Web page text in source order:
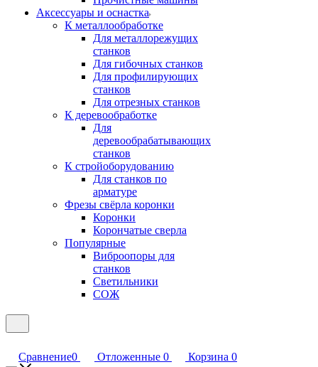
Аксeccyapы и оснастка
К металлообработке
Для металлорежущих
станков
Для гибочных станков
Для профилирующих
станков
Для отрезных станков
К деревообработке
Для
деревообрабатывающих
станков
К стройоборудованию
Для станков по
арматуре
Фрезы свёрла коронки
Коронки
Корончатые сверла
Популярные
Виброопоры для
станков
Светильники
СОЖ
Сравнение0 Отложенные 0 Корзина 0